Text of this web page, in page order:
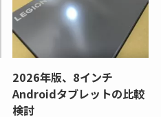
2026年版、8インチ
Androidタブレットの比較
検討